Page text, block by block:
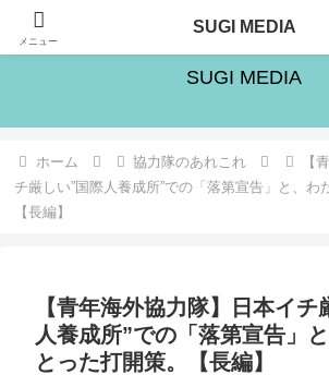
旅・シゴト・人生の楽しみ方を追求す
SUGI MEDIA
ホーム 協力隊のあれこれ
【
チ厳しい”国際人養成所”での「落第宣告」と、わ
【長編】
【青年海外協力隊】日本イチ
人養成所”での「落第宣告」
とった打開策。【長編】
メニュー
SUGI MEDIA